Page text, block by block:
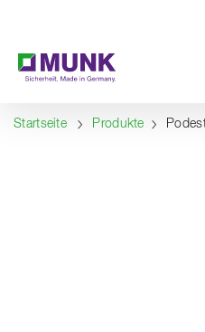
Startseite Produkte